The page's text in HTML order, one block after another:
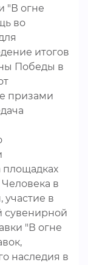
"В огне
во
итогов
Победы в
призами
площадках
в
в
сувенирной
"В огне
наследия в